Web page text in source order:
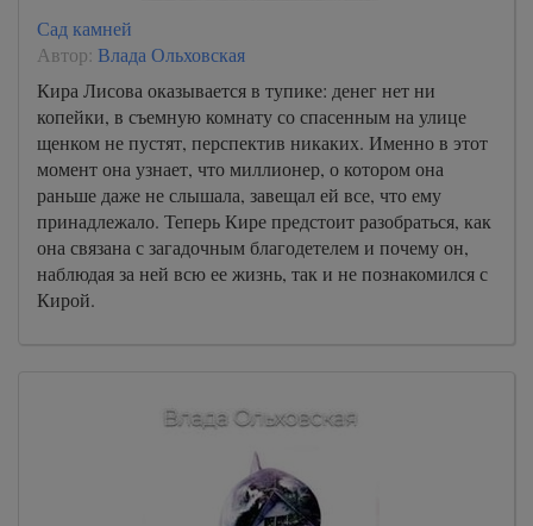
Сад камней
Автор: Влада Ольховская
Кира Лисова оказывается в тупике: денег нет ни
копейки, в съемную комнату со спасенным на улице
щенком не пустят, перспектив никаких. Именно в этот
момент она узнает, что миллионер, о котором она
раньше даже не слышала, завещал ей все, что ему
принадлежало. Теперь Кире предстоит разобраться, как
она связана с загадочным благодетелем и почему он,
наблюдая за ней всю ее жизнь, так и не познакомился с
Кирой.